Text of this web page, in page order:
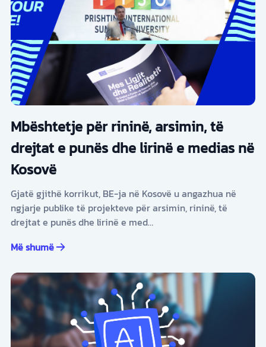
Mbështetje për rininë, arsimin, të
drejtat e punës dhe lirinë e medias në
Kosovë
Gjatë gjithë korrikut, BE-ja në Kosovë u angazhua në
ngjarje publike të projekteve për arsimin, rininë, të
drejtat e punës dhe lirinë e med…
Më shumë